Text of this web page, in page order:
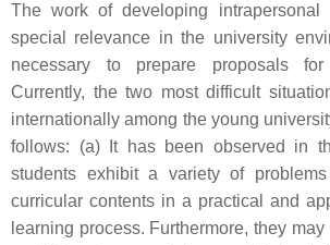
The work of developing intrapersonal
special relevance in the university
necessary to prepare proposals for
Currently, the two most difficult
internationally among the young
follows: (a) It has been observed in
students exhibit a variety of
curricular contents in a practical and
learning process. Furthermore, they